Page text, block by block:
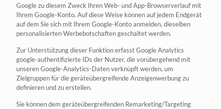
Google zu diesem Zweck Ihren Web- und App-Browserverlauf mit
Ihrem Google-Konto. Auf diese Weise können auf jedem Endgerät
auf dem Sie sich mit Ihrem Google-Konto anmelden, dieselben
personalisierten Werbebotschaften geschaltet werden.
Zur Unterstützung dieser Funktion erfasst Google Analytics
google-authentifizierte IDs der Nutzer, die vorübergehend mit
unseren Google-Analytics-Daten verknüpft werden, um
Zielgruppen für die geräteübergreifende Anzeigenwerbung zu
definieren und zu erstellen.
Sie können dem geräteübergreifenden Remarketing/Targeting